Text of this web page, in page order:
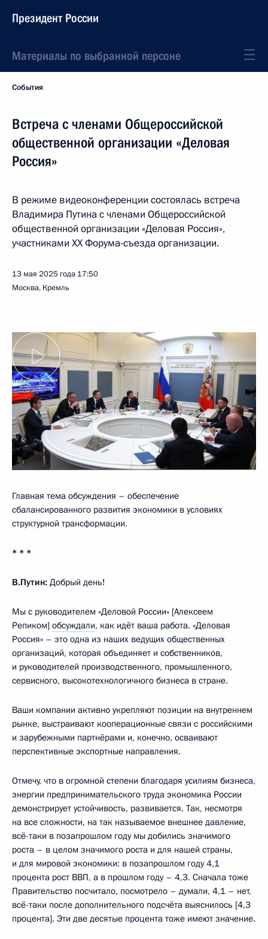
Президент России
Материалы по выбранной персоне
События
Встреча с членами Общероссийской
общественной организации «Деловая
Россия»
В режиме видеоконференции состоялась встреча
Владимира Путина с членами Общероссийской
общественной организации «Деловая Россия»,
участниками XX Форума-съезда организации.
13 мая 2025 года 17:50
Москва, Кремль
Главная тема обсуждения – обеспечение
сбалансированного развития экономики в условиях
структурной трансформации.
* * *
В.Путин: Добрый день!
Мы с руководителем «Деловой России» [Алексеем
Репиком] обсуждали, как идёт ваша работа. «Деловая
Россия» – это одна из наших ведущих общественных
организаций, которая объединяет и собственников,
и руководителей производственного, промышленного,
сервисного, высокотехнологичного бизнеса в стране.
Ваши компании активно укрепляют позиции на внутреннем
рынке, выстраивают кооперационные связи с российскими
и зарубежными партнёрами и, конечно, осваивают
перспективные экспортные направления.
Отмечу, что в огромной степени благодаря усилиям бизнеса,
энергии предпринимательского труда экономика России
демонстрирует устойчивость, развивается. Так, несмотря
на все сложности, на так называемое внешнее давление,
всё-таки в позапрошлом году мы добились значимого
роста – в целом значимого роста и для нашей страны,
и для мировой экономики: в позапрошлом году 4,1
процента рост ВВП, а в прошлом году – 4,3. Сначала тоже
Правительство посчитало, посмотрело – думали, 4,1 – нет,
всё-таки после дополнительного подсчёта выяснилось [4,3
процента]. Эти две десятые процента тоже имеют значение.